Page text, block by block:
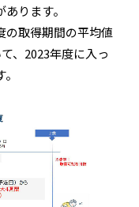
ります。
の取得期間の平均値
、2023年度に入っ